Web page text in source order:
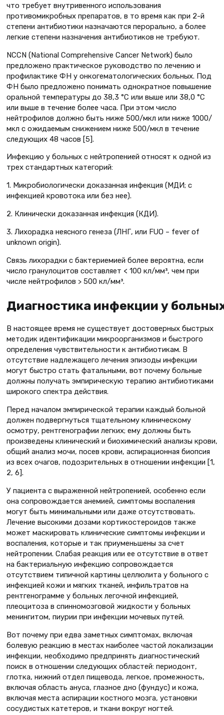
что требует внутривенного использования
противомикробных препаратов, в то время как при 2-й
степени антибиотики назначаются перорально, а более
легкие степени назначения антибиотиков не требуют.
NCCN (National Comprehensive Cancer Network) было
предложено практическое руководство по лечению и
профилактике ФН у онкогематологических больных. Под
ФН было предложено понимать однократное повышение
оральной температуры до 38,3 °С или выше или 38,0 °С
или выше в течение более часа. При этом число
нейтрофилов должно быть ниже 500/мкл или ниже 1000/
мкл с ожидаемым снижением ниже 500/мкл в течение
следующих 48 часов [5].
Инфекцию у больных с нейтропенией относят к одной из
трех стандартных категорий:
1. Микробиологически доказанная инфекция (МДИ; с
инфекцией кровотока или без нее).
2. Клинически доказанная инфекция (КДИ).
3. Лихорадка неясного генеза (ЛНГ, или FUO – fever of
unknown origin).
Связь лихорадки с бактериемией более вероятна, если
число гранулоцитов составляет < 100 кл/мм³, чем при
числе нейтрофилов > 500 кл/мм³.
Диагностика инфекции у
В настоящее время не существует достоверных быстрых
методик идентификации микроорганизмов и быстрого
определения чувствительности к антибиотикам. В
отсутствие надлежащего лечения эпизоды инфекции
могут быстро стать фатальными, вот почему больные
должны получать эмпирическую терапию антибиотиками
широкого спектра действия.
Перед началом эмпирической терапии каждый больной
должен подвергнуться тщательному клиническому
осмотру, рентгенографии легких; ему должны быть
произведены клинический и биохимический анализы крови,
общий анализ мочи, посев крови, аспирационная биопсия
из всех очагов, подозрительных в отношении инфекции [1,
2, 6].
У пациента с выраженной нейтропенией, особенно если
она сопровождается анемией, симптомы воспаления
могут быть минимальными или даже отсутствовать.
Лечение высокими дозами кортикостероидов также
может маскировать клинические симптомы инфекции и
воспаления, которые и так приуменьшены за счет
нейтропении. Слабая реакция или ее отсутствие в ответ
на бактериальную инфекцию сопровождается
отсутствием типичной картины целлюлита у больного с
инфекцией кожи и мягких тканей, инфильтратов на
рентгенограмме у больных легочной инфекцией,
плеоцитоза в спинномозговой жидкости у больных
менингитом, пиурии при инфекции мочевых путей.
Вот почему при едва заметных симптомах, включая
болевую реакцию в местах наиболее частой локализации
инфекции, необходимо предпринять диагностический
поиск в отношении следующих областей: периодонт,
глотка, нижний отдел пищевода, легкое, промежность,
включая область ануса, глазное дно (фундус) и кожа,
включая места аспирации костного мозга, установки
сосудистых катетеров, и ткани вокруг ногтей.